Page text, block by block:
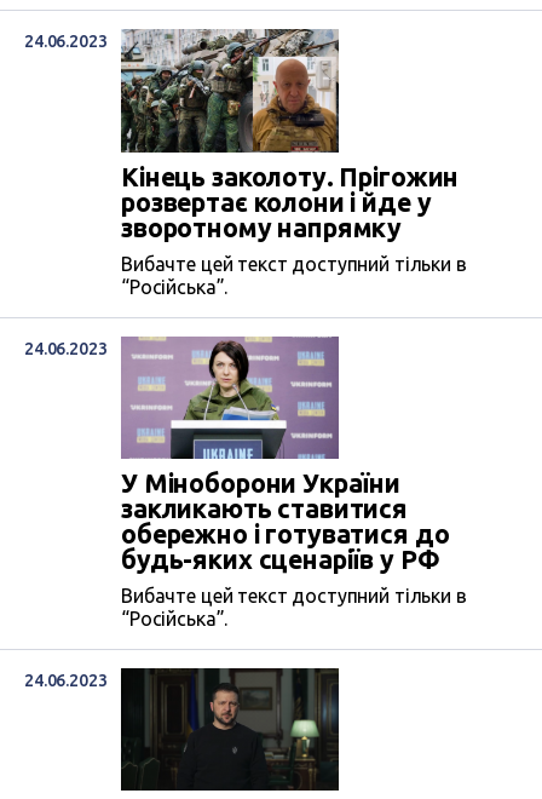
24.06.2023
Кінець заколоту. Прігожин
розвертає колони і йде у
зворотному напрямку
Вибачте цей текст доступний тільки в
“Російська”.
24.06.2023
У Міноборони України
закликають ставитися
обережно і готуватися до
будь-яких сценаріїв у РФ
Вибачте цей текст доступний тільки в
“Російська”.
24.06.2023